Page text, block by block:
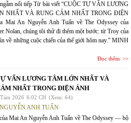
nối tiếp Từ bài viết “CUỘC TỰ VẤN LƯƠNG
NHẤT VÀ RUNG CẢM NHẤT TRONG ĐIỆN
Mai An Nguyễn Anh Tuấn về The Odyssey của
Nolan, chúng tôi thử đi thêm một bước: từ Troy của
về những cuộc chiến của thế giới hôm nay.” MINH
Đọc thêm
VẤN LƯƠNG TÂM LỚN NHẤT VÀ
NHẤT TRONG ĐIỆN ẢNH
2026 6:02 CH (Xem: 64)
ANH TUẤN
Mai An Nguyễn Anh Tuấn về The Odyssey — bộ